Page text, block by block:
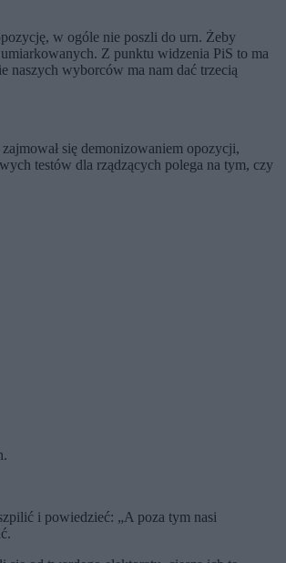
w ogóle nie poszli do urn. Żeby
Z punktu widzenia PiS to ma
naszych wyborców ma nam dać trzecią
się demonizowaniem opozycji,
testów dla rządzących polega na tym, czy
i powiedzieć: „A poza tym nasi